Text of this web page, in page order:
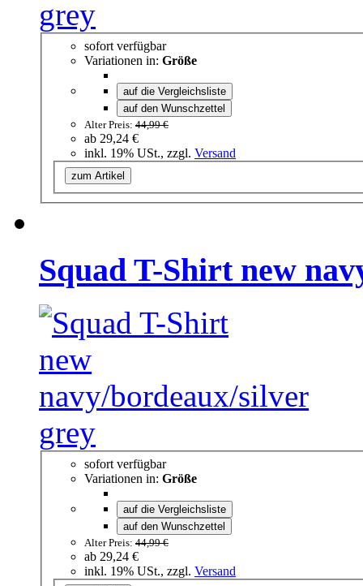
sofort verfügbar
Variationen in: Größe
auf die Vergleichsliste
auf den Wunschzettel
Alter Preis: 44,99 €
ab 29,24 €
inkl. 19% USt., zzgl. Versand
zum Artikel
Squad T-Shirt new
sofort verfügbar
Variationen in: Größe
auf die Vergleichsliste
auf den Wunschzettel
Alter Preis: 44,99 €
ab 29,24 €
inkl. 19% USt., zzgl. Versand